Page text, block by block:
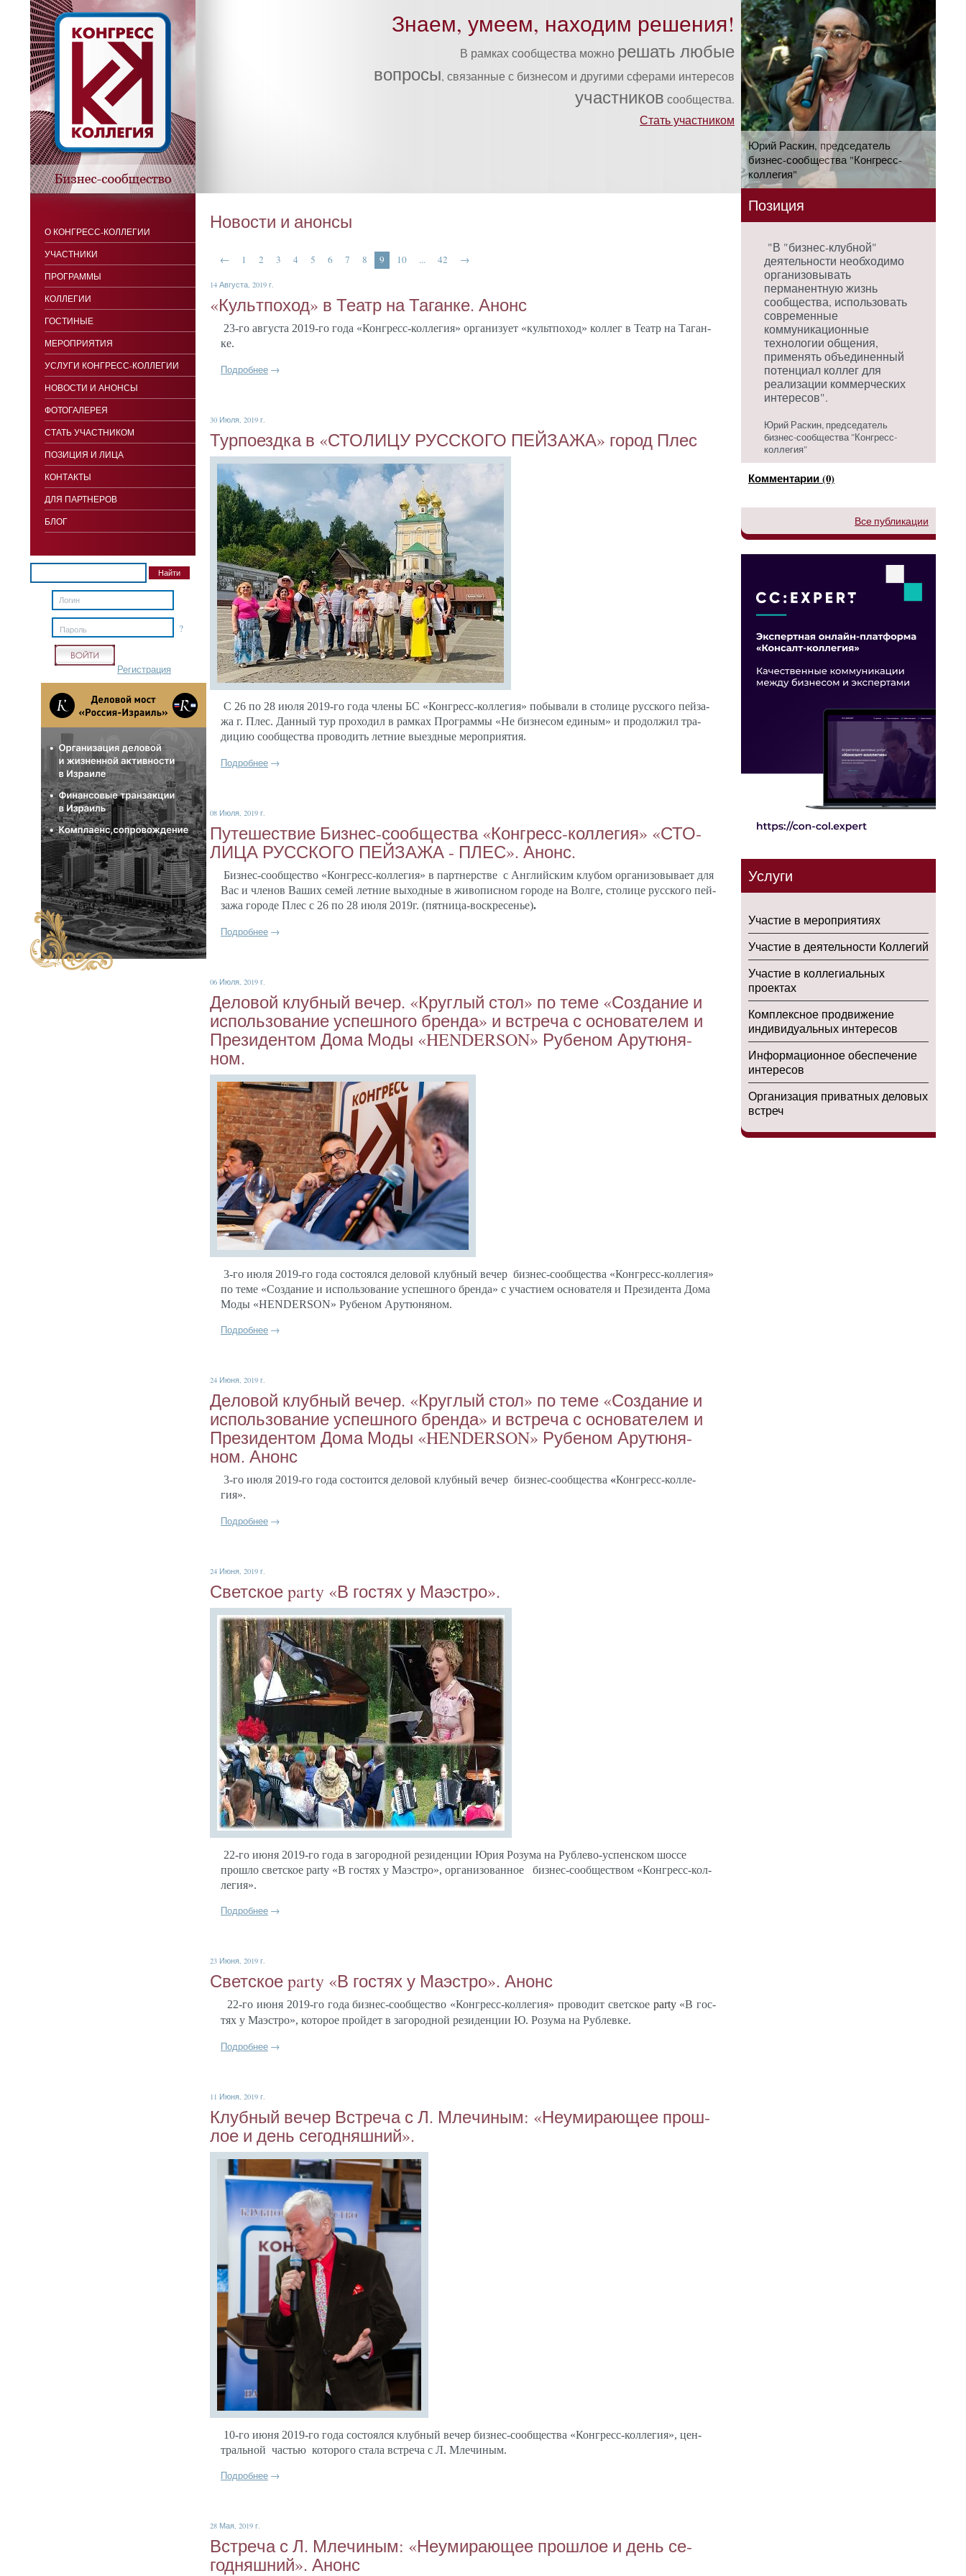
Знаем, умеем, находим решения!
В рамках сообщества можно решать любые
вопросы, связанные с бизнесом и другими сферами интересов
участников сообщества.
Стать участником
Новости и анонсы
← 1 2 3 4 5 6 7 8 9 10 ... 42 →
14 Августа, 2019 г.
«Куль­тпо­ход» в Те­атр на Та­ган­ке. Анонс
23-го ав­густа 2019-го го­да «Кон­гресс-кол­ле­гия» ор­га­низу­ет «куль­тпо­ход» кол­лег в Те­атр на Та­ган­
ке.
Подробнее →
30 Июля, 2019 г.
Тур­по­ез­дка в «СТО­ЛИЦУ РУС­СКО­ГО ПЕЙ­ЗА­ЖА» го­род Плес
С 26 по 28 и­юля 2019-го го­да чле­ны БС «Кон­гресс-кол­ле­гия» по­быва­ли в сто­лице рус­ско­го пей­за­
жа г. Плес. Дан­ный тур про­ходил в рам­ках Прог­раммы «Не биз­не­сом еди­ным» и про­дол­жил тра­
дицию со­об­щес­тва про­водить лет­ние вы­ез­дные ме­роп­ри­ятия.
Подробнее →
08 Июля, 2019 г.
Пу­тешес­твие Биз­нес-со­об­щес­тва «Кон­гресс-кол­ле­гия» «СТО­
ЛИЦА РУС­СКО­ГО ПЕЙ­ЗА­ЖА - ПЛЕС». Анонс.
Биз­нес-со­об­щес­тво «Кон­гресс-кол­ле­гия» в пар­тнерс­тве с Ан­глий­ским клу­бом ор­га­низо­выва­ет для
Вас и чле­нов Ва­ших се­мей лет­ние вы­ход­ные в жи­вопис­ном го­роде на Вол­ге, сто­лице рус­ско­го пей­
за­жа го­роде Плес с 26 по 28 и­юля 2019г. (пят­ни­ца-вос­кре­сенье).
Подробнее →
06 Июля, 2019 г.
Де­ловой клуб­ный ве­чер. «Круг­лый стол» по те­ме «Соз­да­ние и
ис­поль­зо­вание ус­пешно­го брен­да» и встре­ча с ос­но­вате­лем и
Пре­зиден­том До­ма Мо­ды «HENDERSON» Ру­беном Ару­тюня­
ном.
3-го и­юля 2019-го го­да сос­то­ял­ся де­ловой клуб­ный ве­чер биз­нес-со­об­щес­тва «Кон­гресс-кол­ле­гия»
по те­ме «Соз­да­ние и ис­поль­зо­вание ус­пешно­го брен­да» с учас­ти­ем ос­но­вате­ля и Пре­зиден­та До­ма
Мо­ды «HENDERSON» Ру­беном Ару­тюня­ном.
Подробнее →
24 Июня, 2019 г.
Де­ловой клуб­ный ве­чер. «Круг­лый стол» по те­ме «Соз­да­ние и
ис­поль­зо­вание ус­пешно­го брен­да» и встре­ча с ос­но­вате­лем и
Пре­зиден­том До­ма Мо­ды «HENDERSON» Ру­беном Ару­тюня­
ном. Анонс
3-го и­юля 2019-го го­да сос­то­ит­ся де­ловой клуб­ный ве­чер биз­нес-со­об­щес­тва «Кон­гресс-кол­ле­
гия».
Подробнее →
24 Июня, 2019 г.
Свет­ское party «В гос­тях у Ма­эс­тро».
22-го и­юня 2019-го го­да в за­город­ной ре­зиден­ции Юрия Ро­зума на Руб­ле­во-ус­пен­ском шос­се
прош­ло свет­ское party «В гос­тях у Ма­эс­тро», ор­га­низо­ван­ное биз­нес-со­об­щес­твом «Кон­гресс-кол­
ле­гия».
Подробнее →
23 Июня, 2019 г.
Свет­ское party «В гос­тях у Ма­эс­тро». Анонс
22-го и­юня 2019-го го­да биз­нес-со­об­щес­тво «Кон­гресс-кол­ле­гия» про­водит свет­ское party«В гос­
тях у Ма­эс­тро», ко­торое прой­дет в за­город­ной ре­зиден­ции Ю. Ро­зума на Руб­левке.
Подробнее →
11 Июня, 2019 г.
Клуб­ный ве­чер Встре­ча с Л. Мле­чиным: «Не­уми­ра­ющее прош­
лое и день се­год­няшний».
10-го и­юня 2019-го го­да сос­то­ял­ся клуб­ный ве­чер биз­нес-со­об­щес­тва «Кон­гресс-кол­ле­гия», цен­
траль­ной частью ко­торо­го ста­ла встре­ча с Л. Мле­чиным.
Подробнее →
28 Мая, 2019 г.
Встре­ча с Л. Мле­чиным: «Не­уми­ра­ющее прош­лое и день се­
год­няшний». Анонс
О КОНГРЕСС-КОЛЛЕГИИ
УЧАСТНИКИ
ПРОГРАММЫ
КОЛЛЕГИИ
ГОСТИНЫЕ
МЕРОПРИЯТИЯ
УСЛУГИ КОНГРЕСС-КОЛЛЕГИИ
НОВОСТИ И АНОНСЫ
ФОТОГАЛЕРЕЯ
СТАТЬ УЧАСТНИКОМ
ПОЗИЦИЯ И ЛИЦА
КОНТАКТЫ
ДЛЯ ПАРТНЕРОВ
БЛОГ
?
Пароль
Регистрация
Юрий Раскин, председатель
бизнес-сообщества "Конгресс-
коллегия"
Позиция
"В "бизнес-клубной"
деятельности необходимо
организовывать
перманентную жизнь
сообщества, использовать
современные
коммуникационные
технологии общения,
применять объединенный
потенциал коллег для
реализации коммерческих
интересов".
Юрий Раскин, председатель
бизнес-сообщества "Конгресс-
коллегия"
Комментарии (0)
Все публикации
Услуги
Участие в мероприятиях
Участие в деятельности Коллегий
Участие в коллегиальных
проектах
Комплексное продвижение
индивидуальных интересов
Информационное обеспечение
интересов
Организация приватных деловых
встреч